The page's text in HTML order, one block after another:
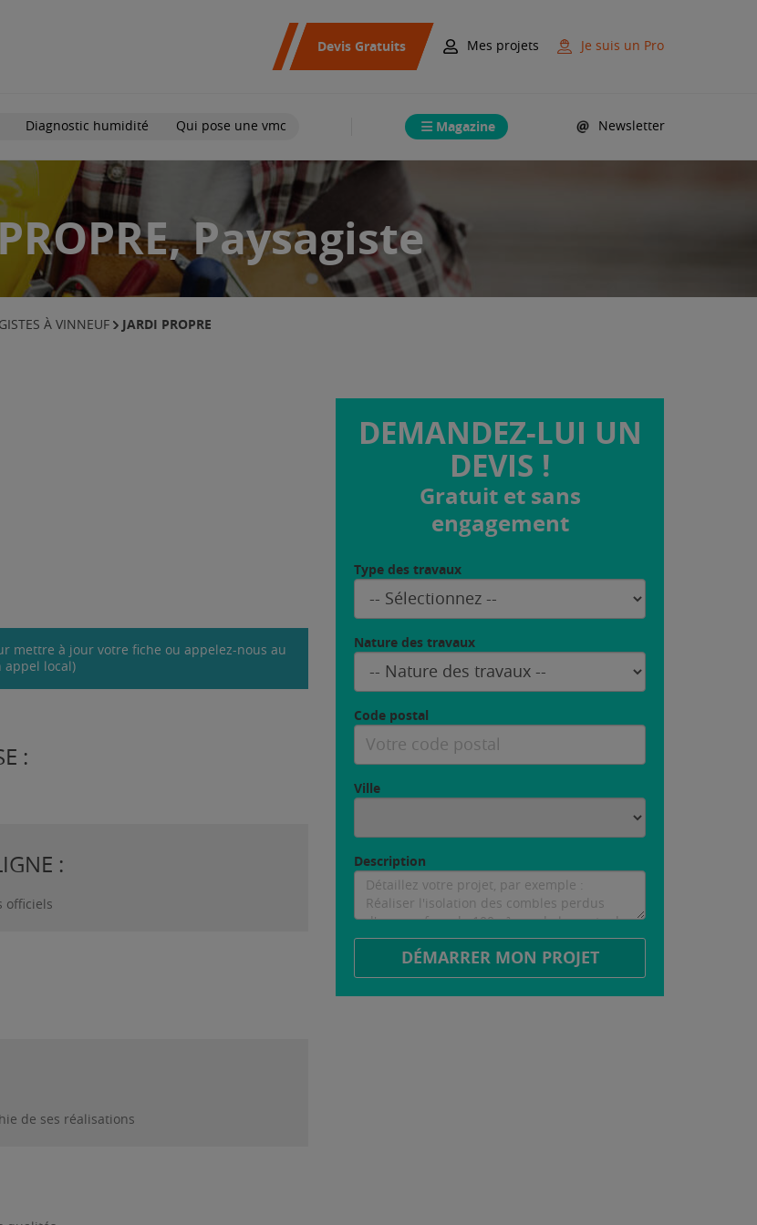
Devis Gratuits Mes projets Je suis un Pro
Diagnostic humidité Qui pose une vmc Magazine Newsletter
Paysagiste
À VINNEUF JARDI PROPRE
mettre à jour votre fiche ou appelez-nous au
appel local)
:
:
officiels
de ses réalisations
DEMANDEZ-LUI UN
DEVIS !
Gratuit et sans
engagement
Type des travaux
Nature des travaux
Code postal
Ville
Description
DÉMARRER MON PROJET